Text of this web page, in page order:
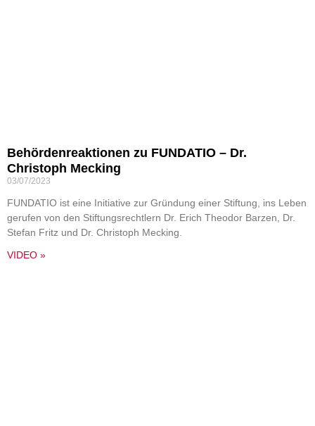
Behördenreaktionen zu FUNDATIO – Dr.
Christoph Mecking
03/07/2023
FUNDATIO ist eine Initiative zur Gründung einer Stiftung, ins Leben
gerufen von den Stiftungsrechtlern Dr. Erich Theodor Barzen, Dr.
Stefan Fritz und Dr. Christoph Mecking.
VIDEO »